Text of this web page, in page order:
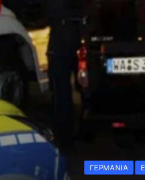
ΓΕΡΜΑΝΊΑ